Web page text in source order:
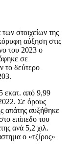
στοιχείων της
αύξηση στις
του 2023 ο
σε
το δεύτερο
εκατ. από 9,99
Σε όρους
απάτης αυξήθηκε
επίπεδο του
ανά 5,2 χιλ.
ο «τζίρος»